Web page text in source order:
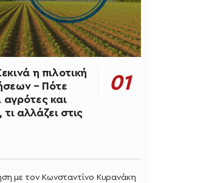
η πιλοτική
– Πότε
και
αλλάζει στις
με τον Κωνσταντίνο Κυρανάκη